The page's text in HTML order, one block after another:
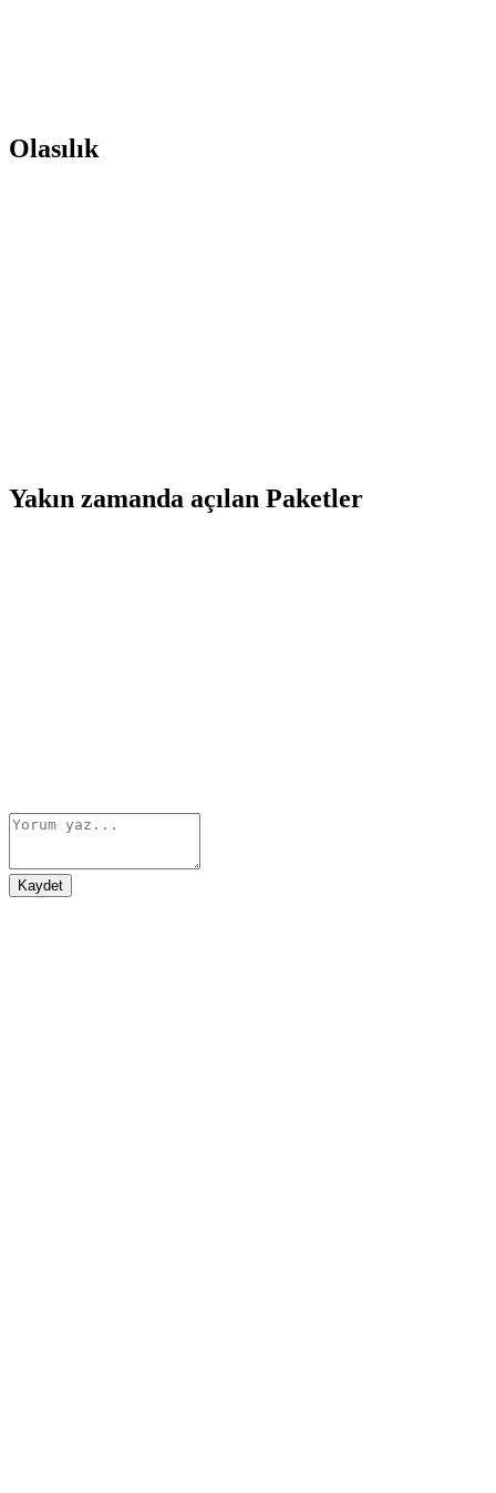
Olasılık
Yakın zamanda açılan Paketler
Kaydet